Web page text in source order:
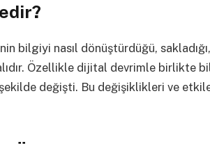
bilgiyi nasıl dönüştürdüğü,
Özellikle dijital devrimle birlikte
değişti. Bu değişiklikleri ve